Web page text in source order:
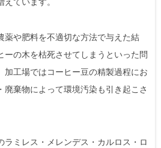
ています。
薬や肥料を不適切な方法で与えた結
ーの木を枯死させてしまうといった問
加工場ではコーヒー豆の精製過程にお
廃棄物によって環境汚染も引き起こさ
ラミレス・メレンデス・カルロス・ロ